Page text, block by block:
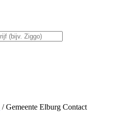
/Gemeente Elburg Contact